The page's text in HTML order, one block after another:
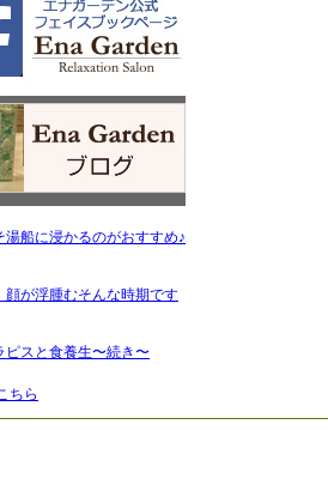
湯船に浸かるのがおすすめ♪
顔が浮腫むそんな時期です
ピスと食養生〜続き〜
ちら